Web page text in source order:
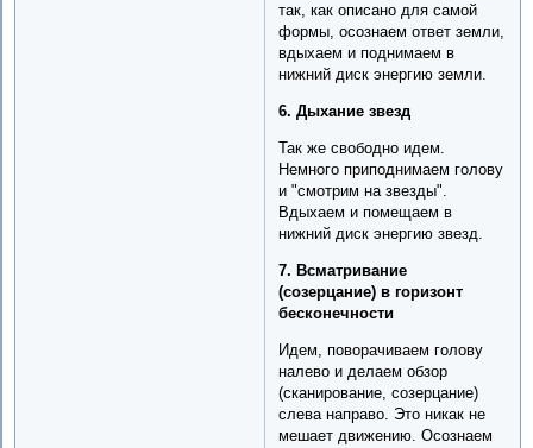
так, как описано для самой
формы, осознаем ответ земли,
вдыхаем и поднимаем в
нижний диск энергию земли.
6. Дыхание звезд
Так же свободно идем.
Немного приподнимаем голову
и "смотрим на звезды".
Вдыхаем и помещаем в
нижний диск энергию звезд.
7. Всматривание
(созерцание) в горизонт
бесконечности
Идем, поворачиваем голову
налево и делаем обзор
(сканирование, созерцание)
слева направо. Это никак не
мешает движению. Осознаем